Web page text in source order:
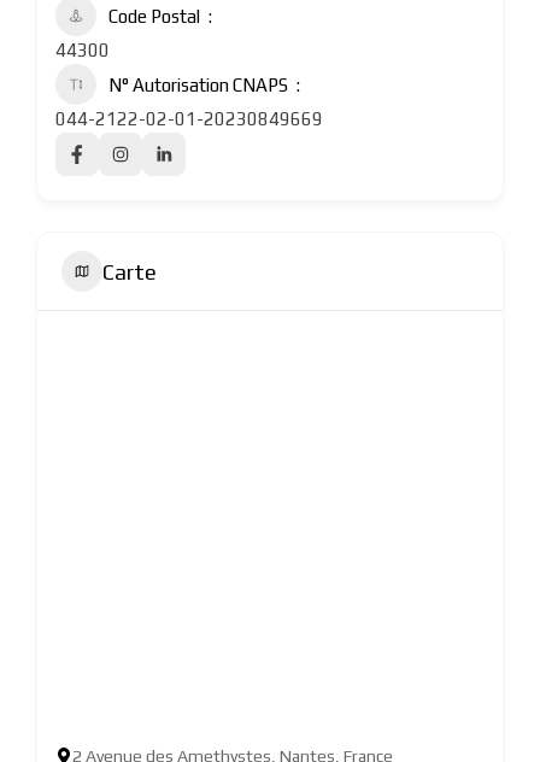
Code Postal
44300
N° Autorisation CNAPS
044-2122-02-01-20230849669
Carte
2 Avenue des Amethystes, Nantes, France